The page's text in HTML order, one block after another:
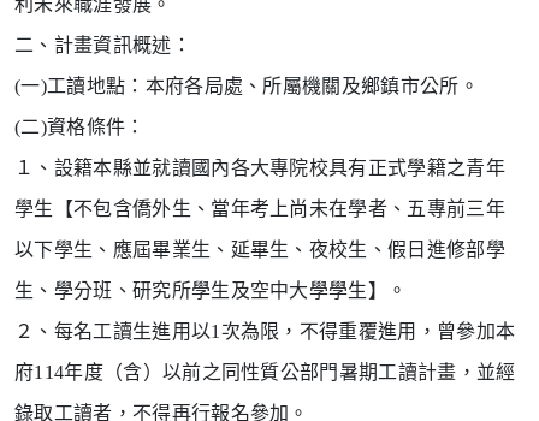
利未來職涯發展。
二、計畫資訊概述：
(一)工讀地點：本府各局處、所屬機關及鄉鎮市公所。
(二)資格條件：
１、設籍本縣並就讀國內各大專院校具有正式學籍之青年
學生【不包含僑外生、當年考上尚未在學者、五專前三年
以下學生、應屆畢業生、延畢生、夜校生、假日 進修部學
生、學分班、研究所學生及空中大學學生】。
２、每名工讀生進用以1次為限，不得重覆進用，曾參加本
府114年度（含）以前之同性質公部門暑期工讀計畫， 並經
錄取工讀者，不得再行報名參加。